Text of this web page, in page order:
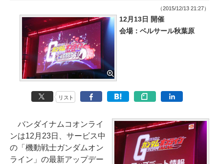
（2015/12/13 21:27）
12月13日 開催
会場：ベルサール秋葉原
リスト
バンダイナムコオンライ
ンは12月23日、サービス中
の「機動戦士ガンダムオン
ライン」の最新アップデー